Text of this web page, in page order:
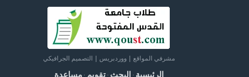
مشرفي المواقع | ووردبريس | التصميم الجرافيكي
الرئيسية · البحث ·تقويم ·مساعدة